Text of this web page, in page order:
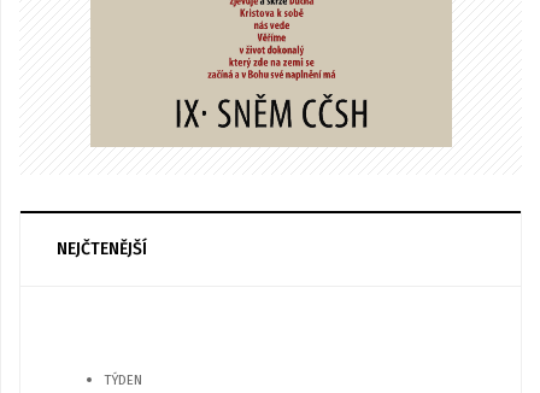
NEJČTENĚJŠÍ
TÝDEN